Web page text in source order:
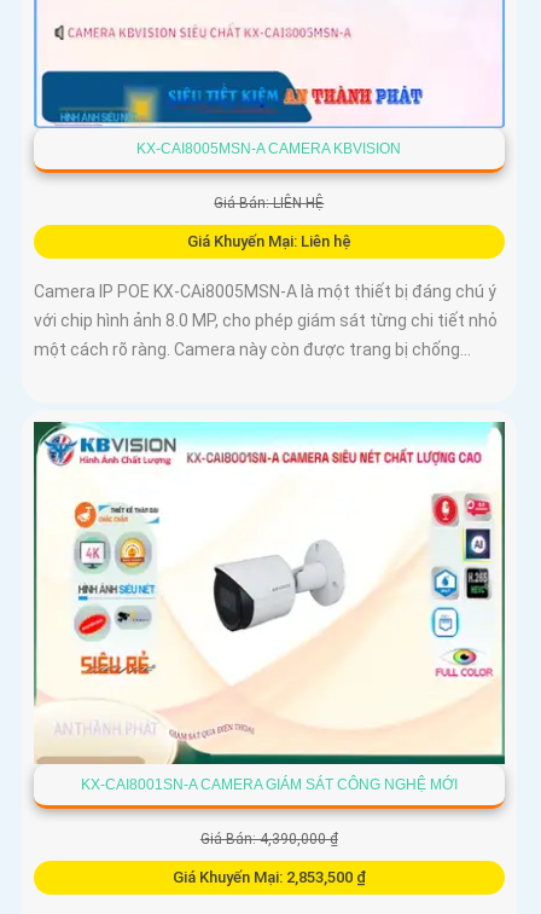
KX-CAI8005MSN-A CAMERA KBVISION
Giá Bán: LIÊN HỆ
Giá Khuyến Mại: Liên hệ
Camera IP POE KX-CAi8005MSN-A là một thiết bị đáng chú ý
với chip hình ảnh 8.0 MP, cho phép giám sát từng chi tiết nhỏ
một cách rõ ràng. Camera này còn được trang bị chống...
KX-CAI8001SN-A CAMERA GIÁM SÁT CÔNG NGHỆ MỚI
Giá Bán: 4,390,000 ₫
Giá Khuyến Mại: 2,853,500 ₫